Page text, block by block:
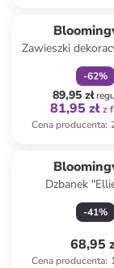
Zawieszki
"Peo" w
beżowym -
-62%
89,95 zł
81,95 zł z
Cena producenta:
Dzbanek
-41%
68,95
Cena producenta: